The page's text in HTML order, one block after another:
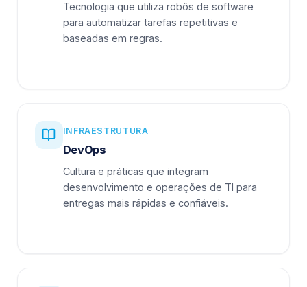
Tecnologia que utiliza robôs de software
para automatizar tarefas repetitivas e
baseadas em regras.
INFRAESTRUTURA
DevOps
Cultura e práticas que integram
desenvolvimento e operações de TI para
entregas mais rápidas e confiáveis.